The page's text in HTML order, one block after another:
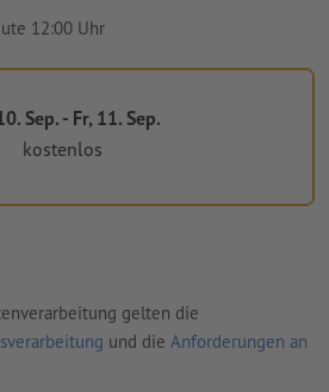
12:00 Uhr
Sep. - Fr, 11. Sep.
kostenlos
gelten die
und die Anforderungen an